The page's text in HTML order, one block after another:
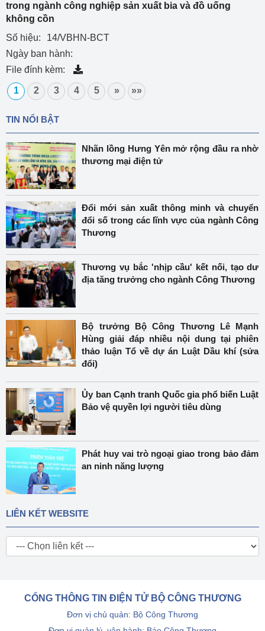
trong ngành công nghiệp sản xuất bia và đồ uống
không cồn
Số hiệu:
14/VBHN-BCT
Ngày ban hành:
File đính kèm:
1 2 3 4 5 » »»
TIN NỔI BẬT
Nhãn lồng Hưng Yên mở rộng đầu ra nhờ
thương mại điện tử
Đổi mới sản xuất thông minh và chuyển
đổi số trong các lĩnh vực của ngành Công
Thương
Thương vụ bắc 'nhịp cầu' kết nối, tạo dư
địa tăng trưởng cho ngành Công Thương
Bộ trưởng Bộ Công Thương Lê Mạnh
Hùng giải đáp nhiều nội dung tại phiên
thảo luận Tổ về dự án Luật Dầu khí (sửa
đổi)
Ủy ban Cạnh tranh Quốc gia phổ biến Luật
Bảo vệ quyền lợi người tiêu dùng
Phát huy vai trò ngoại giao trong bảo đảm
an ninh năng lượng
LIÊN KẾT WEBSITE
CỔNG THÔNG TIN ĐIỆN TỬ BỘ CÔNG THƯƠNG
Đơn vị chủ quản: Bộ Công Thương